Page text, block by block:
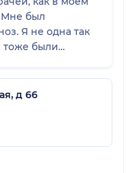
Мне был
Я не одна так
тоже были
на 50.
д 66